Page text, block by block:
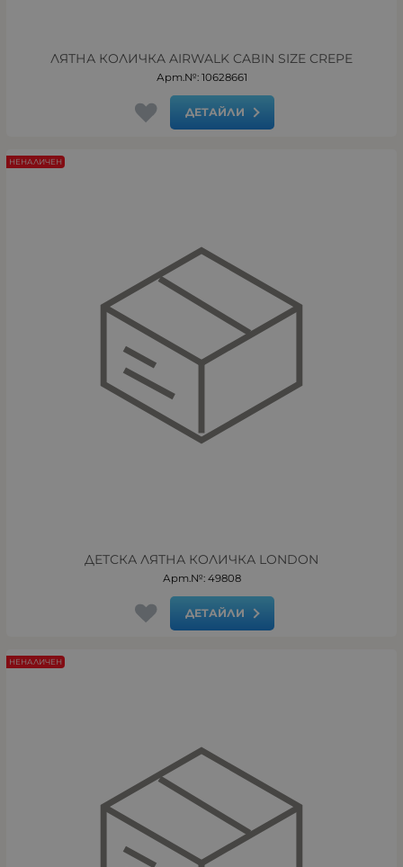
ЛЯТНА КОЛИЧКA AIRWALK CABIN SIZE CREPE
Арт.№: 10628661
ДЕТАЙЛИ
ДЕТСКА ЛЯТНА КОЛИЧКА LONDON
Арт.№: 49808
ДЕТАЙЛИ
НЕНАЛИЧЕН
НЕНАЛИЧЕН